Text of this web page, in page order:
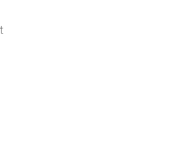
trong